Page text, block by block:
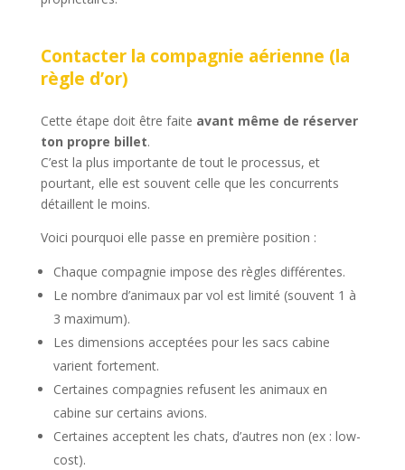
Contacter la compagnie aérienne (la
règle d’or)
Cette étape doit être faite avant même de réserver
ton propre billet.
C’est la plus importante de tout le processus, et
pourtant, elle est souvent celle que les concurrents
détaillent le moins.
Voici pourquoi elle passe en première position :
Chaque compagnie impose des règles différentes.
Le nombre d’animaux par vol est limité (souvent 1 à
3 maximum).
Les dimensions acceptées pour les sacs cabine
varient fortement.
Certaines compagnies refusent les animaux en
cabine sur certains avions.
Certaines acceptent les chats, d’autres non (ex : low-
cost).